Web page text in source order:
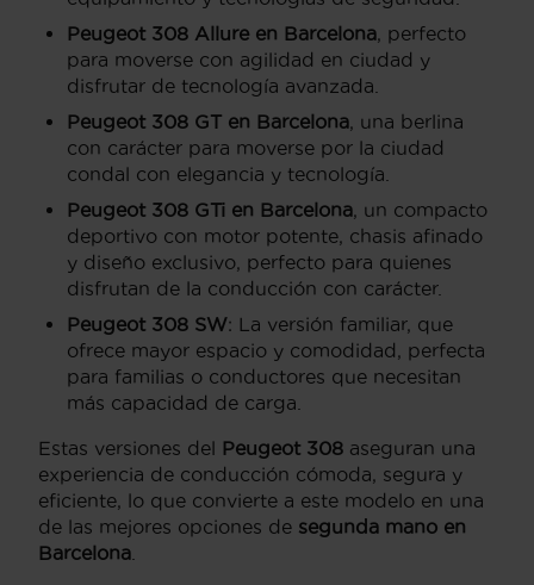
Peugeot 308 Allure en Barcelona , perfecto
para moverse con agilidad en ciudad y
disfrutar de tecnología avanzada.
Peugeot 308 GT en Barcelona , una berlina
con carácter para moverse por la ciudad
condal con elegancia y tecnología.
Peugeot 308 GTi en Barcelona , un compacto
deportivo con motor potente, chasis afinado
y diseño exclusivo, perfecto para quienes
disfrutan de la conducción con carácter.
Peugeot 308 SW: La versión familiar, que
ofrece mayor espacio y comodidad, perfecta
para familias o conductores que necesitan
más capacidad de carga.
Estas versiones del Peugeot 308 aseguran una
experiencia de conducción cómoda, segura y
eficiente, lo que convierte a este modelo en una
de las mejores opciones de segunda mano en
Barcelona